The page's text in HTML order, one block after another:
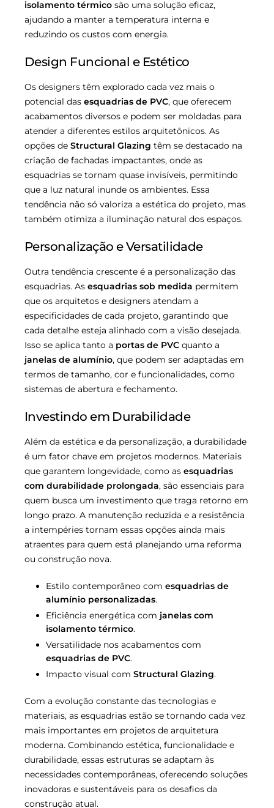
isolamento térmico são uma solução eficaz,
ajudando a manter a temperatura interna e
reduzindo os custos com energia.
Design Funcional e Estético
Os designers têm explorado cada vez mais o
potencial das esquadrias de PVC, que oferecem
acabamentos diversos e podem ser moldadas para
atender a diferentes estilos arquitetônicos. As
opções de Structural Glazing têm se destacado na
criação de fachadas impactantes, onde as
esquadrias se tornam quase invisíveis, permitindo
que a luz natural inunde os ambientes. Essa
tendência não só valoriza a estética do projeto, mas
também otimiza a iluminação natural dos espaços.
Personalização e Versatilidade
Outra tendência crescente é a personalização das
esquadrias. As esquadrias sob medida permitem
que os arquitetos e designers atendam a
especificidades de cada projeto, garantindo que
cada detalhe esteja alinhado com a visão desejada.
Isso se aplica tanto a portas de PVC quanto a
janelas de alumínio, que podem ser adaptadas em
termos de tamanho, cor e funcionalidades, como
sistemas de abertura e fechamento.
Investindo em Durabilidade
Além da estética e da personalização, a durabilidade
é um fator chave em projetos modernos. Materiais
que garantem longevidade, como as esquadrias
com durabilidade prolongada, são essenciais para
quem busca um investimento que traga retorno em
longo prazo. A manutenção reduzida e a resistência
a intempéries tornam essas opções ainda mais
atraentes para quem está planejando uma reforma
ou construção nova.
Estilo contemporâneo com esquadrias de
alumínio personalizadas.
Eficiência energética com janelas com
isolamento térmico.
Versatilidade nos acabamentos com
esquadrias de PVC.
Impacto visual com Structural Glazing.
Com a evolução constante das tecnologias e
materiais, as esquadrias estão se tornando cada vez
mais importantes em projetos de arquitetura
moderna. Combinando estética, funcionalidade e
durabilidade, essas estruturas se adaptam às
necessidades contemporâneas, oferecendo soluções
inovadoras e sustentáveis para os desafios da
construção atual.